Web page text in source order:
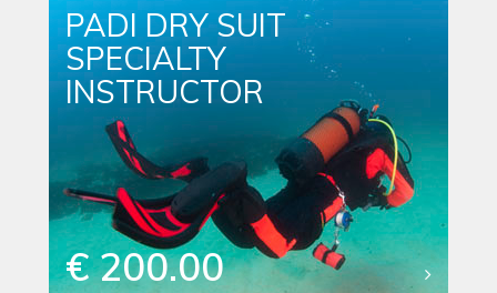
PADI DRY SUIT
SPECIALTY
INSTRUCTOR
€ 200.00